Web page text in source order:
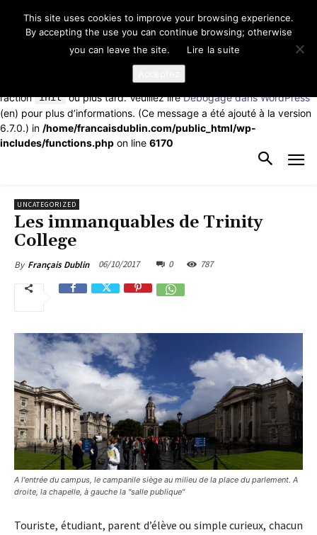
Notice: La fonction _load_textdomain_just_in_time a été appelée de
façonincorrecte. Le chargement de la traduction pour le domaine
td-cloud-library a été déclenché trop tôt. Cela indique
généralement que du code dans l’extension ou le thème s’exécute
trop tôt. Les traductions doivent être chargées au moment de
l’action init ou plus tard. Veuillez lireDébogage dans WordPress
(en) pour plus d’informations. (Ce message a été ajouté à la version
6.7.0.) in /home/francaisdublin.com/public_html/wp-
includes/functions.php on line 6170
UNCATEGORIZED
Les immanquables de Trinity
College
By Français Dublin 06/10/2017 0 787
A l'entrée du campus, le campanile siège au milieu de la place du parlement. A
droite, la chapelle, à gauche la "salle publique"
Touriste, étudiant, parent d’élève ou simple curieux, chacun
This site uses cookies to improve your browsing experience.
By accepting the use you can continue browsing; otherwise
you can leave the site.
Lire la suite